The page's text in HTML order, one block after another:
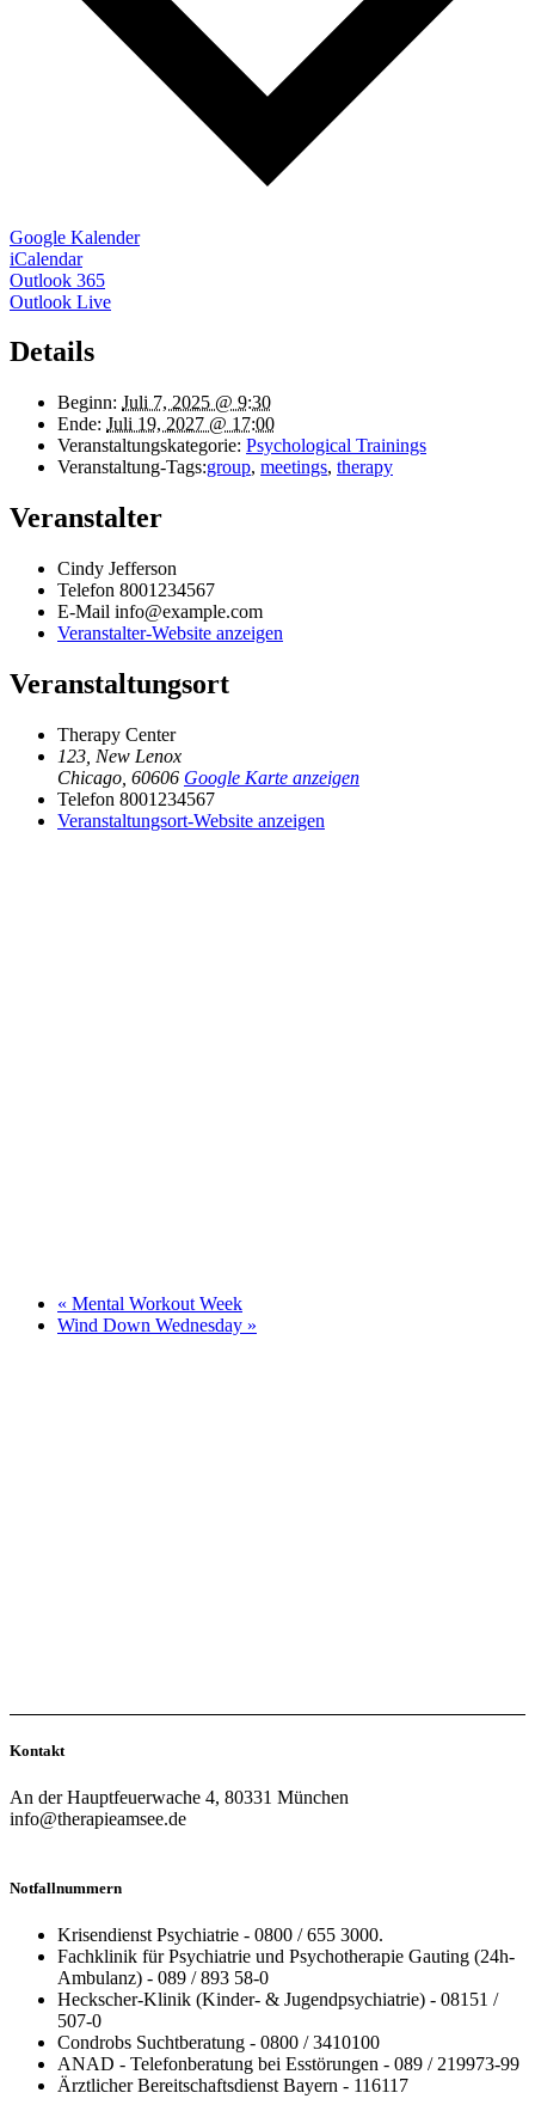
Google Kalender
iCalendar
Outlook 365
Outlook Live
Details
Beginn: Juli 7, 2025 @ 9:30
Ende: Juli 19, 2027 @ 17:00
Veranstaltungskategorie: Psychological Trainings
Veranstaltung-Tags:group, meetings, therapy
Veranstalter
Cindy Jefferson
Telefon 8001234567
E-Mail info@example.com
Veranstalter-Website anzeigen
Veranstaltungsort
Therapy Center
123, New Lenox
Chicago 60606 Google Karte anzeigen
Telefon 8001234567
Veranstaltungsort-Website anzeigen
« Mental Workout Week
Wind Down Wednesday »
Kontakt
An der Hauptfeuerwache 4, 80331 München
info@therapieamsee.de
Notfallnummern
Krisendienst Psychiatrie - 0800 / 655 3000.
Fachklinik für Psychiatrie und Psychotherapie Gauting (24h-
Ambulanz) - 089 / 893 58-0
Heckscher-Klinik (Kinder- & Jugendpsychiatrie) - 08151 /
507-0
Condrobs Suchtberatung - 0800 / 3410100
ANAD - Telefonberatung bei Esstörungen - 089 / 219973-99
Ärztlicher Bereitschaftsdienst Bayern - 116117